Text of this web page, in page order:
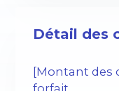
Détail des
[Montant des